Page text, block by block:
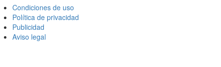
Condiciones de uso
Política de privacidad
Publicidad
Aviso legal